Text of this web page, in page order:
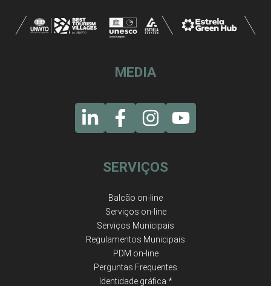
MEDIA
SERVIÇOS
Balcão on-line
Serviços on-line
Serviços Municipais
Regulamentos Municipais
PDM on-line
Perguntas Frequentes
Identidade gráfica *